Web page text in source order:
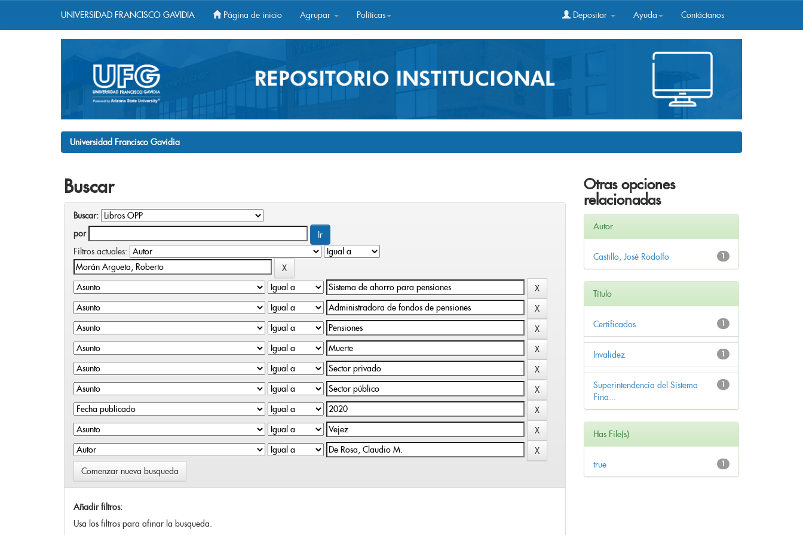
UNIVERSIDAD FRANCISCO GAVIDIA Página de inicio Agrupar Políticas Depositar Ayuda Contáctanos
Universidad Francisco Gavidia
Buscar
Buscar:
por
Filtros actuales:
Comenzar nueva busqueda
Añadir filtros:
Usa los filtros para afinar la busqueda.
Otras opciones
relacionadas
Autor
1
Castillo, José Rodolfo
Título
1
Certificados
1
Invalidez
1
Superintendencia del Sistema
Fina...
Has File(s)
1
true